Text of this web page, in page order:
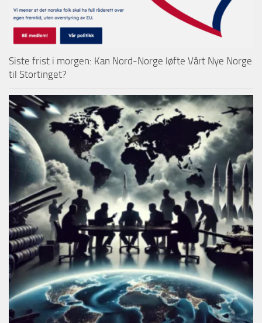
Siste frist i morgen: Kan Nord-Norge løfte Vårt Nye Norge
til Stortinget?